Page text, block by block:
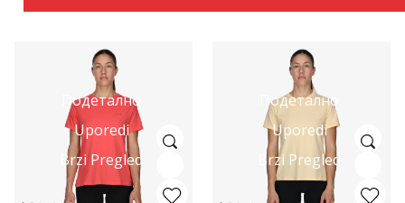
Подетално
Uporedi
Brzi Pregled
Подетално
Uporedi
Brzi Pregled